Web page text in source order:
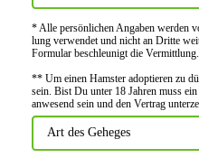
* Alle persön­lichen Angaben werden
lung verwendet und nicht an Dritte
Formular beschleu­nigt die Vermitt­lung.
** Um einen Hamster adoptieren zu
sein. Bist Du unter 18 Jahren muss
anwes­end sein und den Vertrag